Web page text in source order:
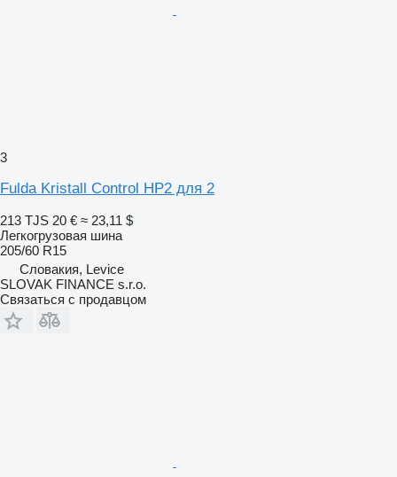
3
Fulda Kristall Control HP2 для 2
213 TJS 20 € ≈ 23,11 $
Легкогрузовая шина
205/60 R15
Словакия, Levice
SLOVAK FINANCE s.r.o.
Связаться с продавцом